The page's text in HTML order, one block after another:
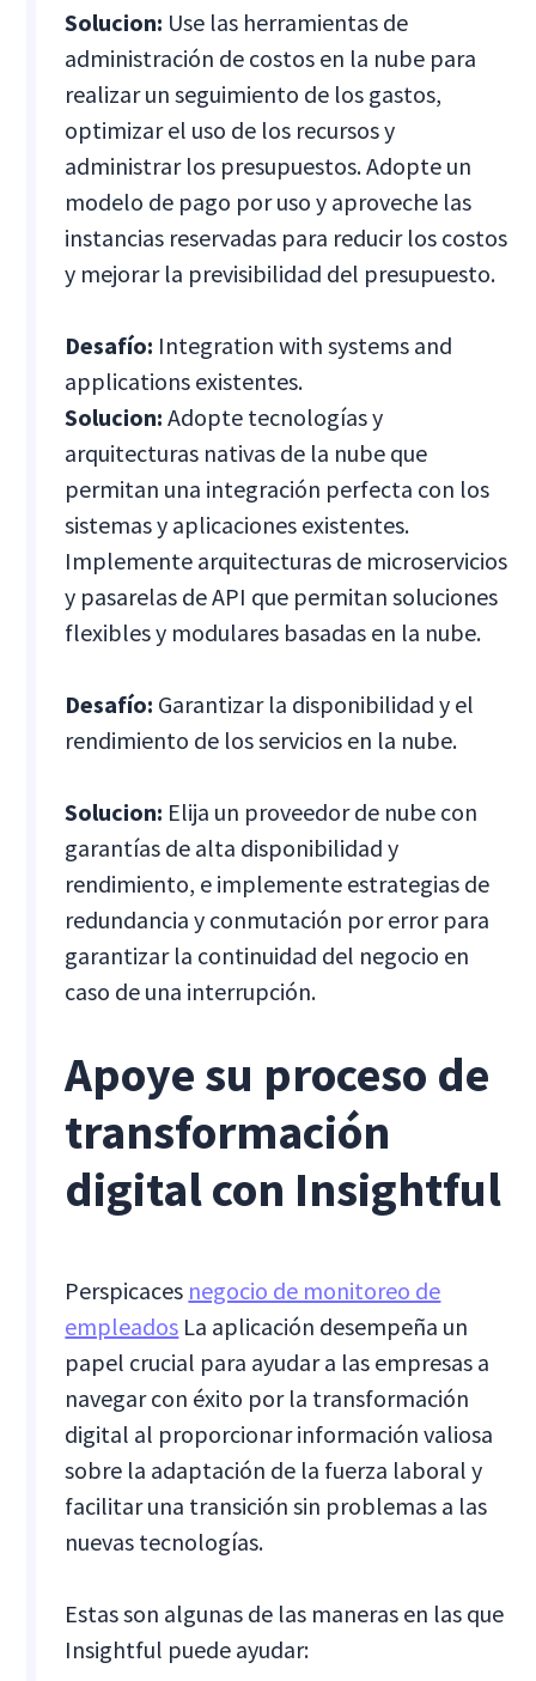
Solucion: Use las herramientas de
administración de costos en la nube para
realizar un seguimiento de los gastos,
optimizar el uso de los recursos y
administrar los presupuestos. Adopte un
modelo de pago por uso y aproveche las
instancias reservadas para reducir los costos
y mejorar la previsibilidad del presupuesto.
Desafío: Integration with systems and
applications existentes.
Solucion: Adopte tecnologías y
arquitecturas nativas de la nube que
permitan una integración perfecta con los
sistemas y aplicaciones existentes.
Implemente arquitecturas de microservicios
y pasarelas de API que permitan soluciones
flexibles y modulares basadas en la nube.
Desafío: Garantizar la disponibilidad y el
rendimiento de los servicios en la nube.
Solucion: Elija un proveedor de nube con
garantías de alta disponibilidad y
rendimiento, e implemente estrategias de
redundancia y conmutación por error para
garantizar la continuidad del negocio en
caso de una interrupción.
Apoye su proceso de
transformación
digital con Insightful
Perspicaces negocio de monitoreo de
empleados La aplicación desempeña un
papel crucial para ayudar a las empresas a
navegar con éxito por la transformación
digital al proporcionar información valiosa
sobre la adaptación de la fuerza laboral y
facilitar una transición sin problemas a las
nuevas tecnologías.
Estas son algunas de las maneras en las que
Insightful puede ayudar: